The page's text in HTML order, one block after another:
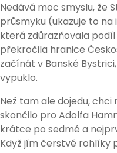
Nedává moc smyslu, že
průsmyku (ukazuje to
která zdůrazňovala
překročila hranice
začínát v Banské
vypuklo.
Než tam ale dojedu,
skončilo pro Adolfa
krátce po sedmé a
Když jím čerstvé rohlíky